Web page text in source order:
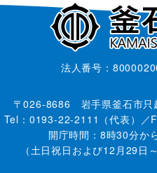
法人番号：
〒026-8686 岩手県釜石市只
Tel：0193-22-2111（代表）／
開庁時間：8時30分か
（土日祝日および12月29日